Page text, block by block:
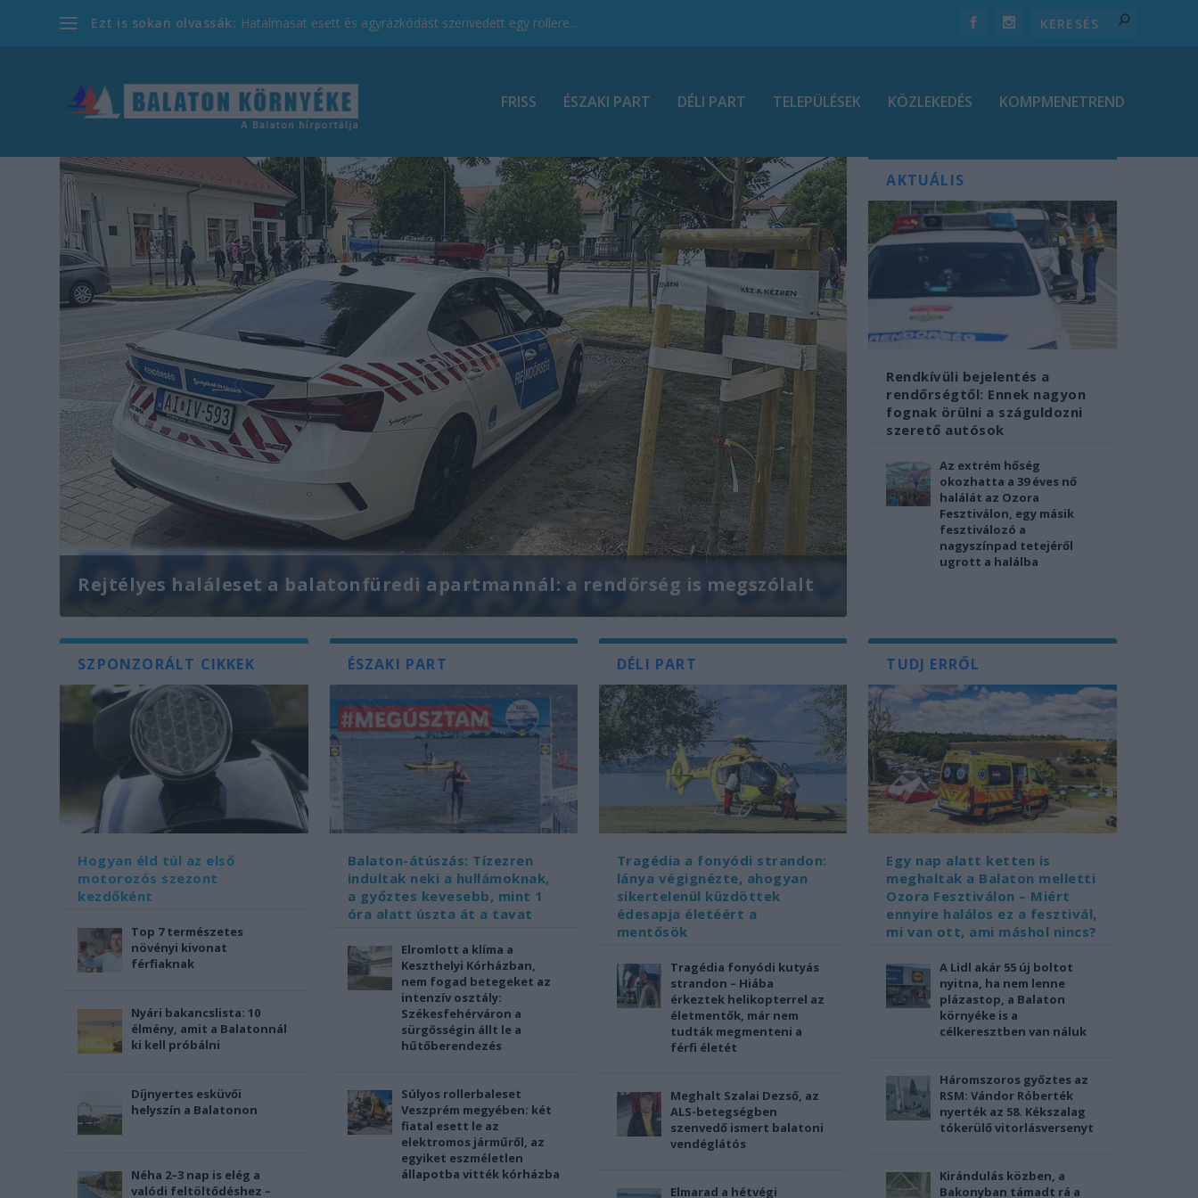
Ezt is sokan olvassák: Hatalmasat esett és agyrázkódást szenvedett egy rollere...
FRISS ÉSZAKI PART DÉLI PART TELEPÜLÉSEK KÖZLEKEDÉS KOMPMENETREND
Rejtélyes haláleset a balatonfüredi apartmannál: a rendőrség is megszólalt
AKTUÁLIS
Rendkívüli bejelentés a
rendőrségtől: Ennek nagyon
fognak örülni a száguldozni
szerető autósok
Az extrém hőség
okozhatta a 39 éves nő
halálát az Ozora
Fesztiválon, egy másik
fesztiválozó a
nagyszínpad tetejéről
ugrott a halálba
SZPONZORÁLT CIKKEK
Hogyan éld túl az első
motorozós szezont
kezdőként
Top 7 természetes
növényi kivonat
férfiaknak
Nyári bakancslista: 10
élmény, amit a Balatonnál
ki kell próbálni
Díjnyertes esküvői
helyszín a Balatonon
Néha 2–3 nap is elég a
valódi feltöltődéshez –
ÉSZAKI PART
Balaton-átúszás: Tízezren
indultak neki a hullámoknak,
a győztes kevesebb, mint 1
óra alatt úszta át a tavat
Elromlott a klíma a
Keszthelyi Kórházban,
nem fogad betegeket az
intenzív osztály:
Székesfehérváron a
sürgősségin állt le a
hűtőberendezés
Súlyos rollerbaleset
Veszprém megyében: két
fiatal esett le az
elektromos járműről, az
egyiket eszméletlen
állapotba vitték kórházba
DÉLI PART
Tragédia a fonyódi strandon:
lánya végignézte, ahogyan
sikertelenül küzdöttek
édesapja életéért a
mentősök
Tragédia fonyódi kutyás
strandon – Hiába
érkeztek helikopterrel az
életmentők, már nem
tudták megmenteni a
férfi életét
Meghalt Szalai Dezső, az
ALS-betegségben
szenvedő ismert balatoni
vendéglátós
Elmarad a hétvégi
TUDJ ERRŐL
Egy nap alatt ketten is
meghaltak a Balaton melletti
Ozora Fesztiválon – Miért
ennyire halálos ez a fesztivál,
mi van ott, ami máshol nincs?
A Lidl akár 55 új boltot
nyitna, ha nem lenne
plázastop, a Balaton
környéke is a
célkeresztben van náluk
Háromszoros győztes az
RSM: Vándor Róberték
nyerték az 58. Kékszalag
tókerülő vitorlásversenyt
Kirándulás közben, a
Bakonyban támadt rá a